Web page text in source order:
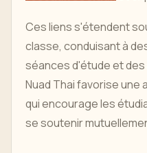
Ces liens s'étendent
classe, conduisant à
séances d'étude et des
Nuad Thai favorise
qui encourage les
se soutenir